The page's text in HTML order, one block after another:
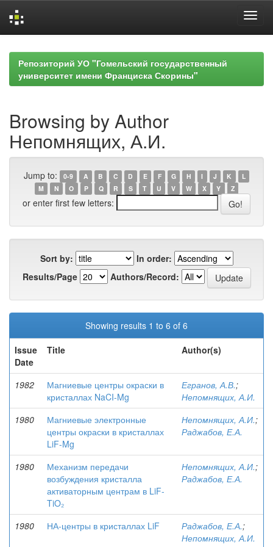
navigationРепозиторий УО "Гомельский государственный
университет имени Франциска Скорины"
Browsing by Author
Непомнящих, А.И.
Jump to: 0-9 A B C D E F G H I J K
L
M
N O P Q R S T U V W X Y Z
or enter first few letters:
Sort by:
In order:
Results/Page
Authors/Record:
Showing results 1 to 6 of 6
Issue
Date
Title Author(s)
1982
Магниевые центры окраски в
кристаллах NaCI-Mg
Егранов, А.В.;
Непомнящих, А.И.
1980
Магниевые электронные
центры окраски в кристаллах
LiF-Mg
Непомнящих, А.И.;
Раджабов, Е.А.
1980
Механизм передачи
возбуждения кристалла
активаторным центрам в LiF-
TiO₂
Непомнящих, А.И.;
Раджабов, Е.А.
1980 НА-центры в кристаллах LiF Раджабов, Е.А.;
Непомнящих, А.И.